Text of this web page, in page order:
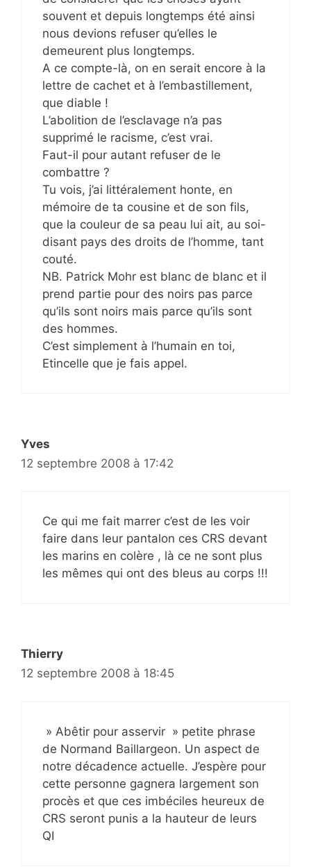
souvent et depuis longtemps été ainsi
nous devions refuser qu’elles le
demeurent plus longtemps.
A ce compte-là, on en serait encore à la
lettre de cachet et à l’embastillement,
que diable !
L’abolition de l’esclavage n’a pas
supprimé le racisme, c’est vrai.
Faut-il pour autant refuser de le
combattre ?
Tu vois, j’ai littéralement honte, en
mémoire de ta cousine et de son fils,
que la couleur de sa peau lui ait, au soi-
disant pays des droits de l’homme, tant
couté.
NB. Patrick Mohr est blanc de blanc et il
prend partie pour des noirs pas parce
qu’ils sont noirs mais parce qu’ils sont
des hommes.
C’est simplement à l’humain en toi,
Etincelle que je fais appel.
Yves
12 septembre 2008 à 17:42
Ce qui me fait marrer c’est de les voir
faire dans leur pantalon ces CRS devant
les marins en colère , là ce ne sont plus
les mêmes qui ont des bleus au corps !!!
Thierry
12 septembre 2008 à 18:45
» Abêtir pour asservir » petite phrase
de Normand Baillargeon. Un aspect de
notre décadence actuelle. J’espère pour
cette personne gagnera largement son
procès et que ces imbéciles heureux de
CRS seront punis a la hauteur de leurs
QI